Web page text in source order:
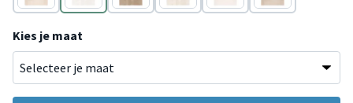
Crème Wit Beige Crème Wit
Beige
Kies je maat